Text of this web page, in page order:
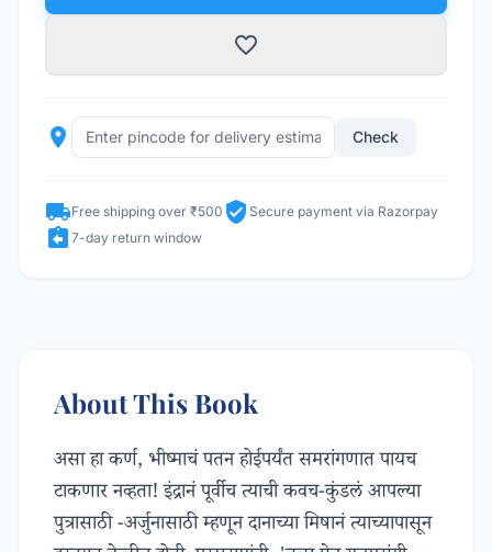
favorite_border
place Check
local_shippingFree shipping over ₹500 verified_user Secure payment via Razorpay
assignment_return 7-day return window
About This Book
असा हा कर्ण, भीष्माचं पतन होईपर्यंत समरांगणात पायच
टाकणार नव्हता! इंद्रानं पूर्वीच त्याची कवच-कुंडलं आपल्या
पुत्रासाठी -अर्जुनासाठी म्हणून दानाच्या मिषानं त्याच्यापासून